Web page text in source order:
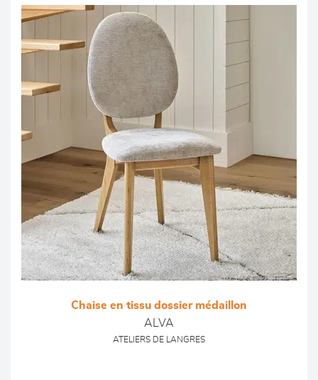
Chaise en tissu dossier médaillon
ALVA
ATELIERS DE LANGRES